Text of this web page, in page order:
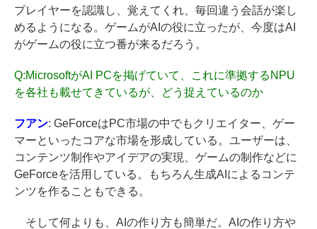
プレイヤーを認識し、覚えてくれ、毎回違う会話が楽し
めるようになる。ゲームがAIの役に立ったが、今度はAI
がゲームの役に立つ番が来るだろう。
Q:MicrosoftがAI PCを掲げていて、これに準拠するNPU
を各社も載せてきているが、どう捉えているのか
フアン: GeForceはPC市場の中でもクリエイター、ゲー
マーといったコアな市場を形成している。ユーザーは、
コンテンツ制作やアイデアの実現、ゲームの制作などに
GeForceを活用している。もちろん生成AIによるコンテ
ンツを作ることもできる。
そして何よりも、AIの作り方も簡単だ。AIの作り方や